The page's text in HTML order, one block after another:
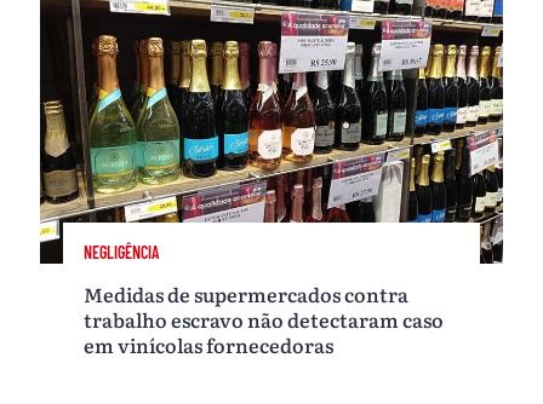
NEGLIGÊNCIA
Medidas de supermercados contra
trabalho escravo não detectaram caso
em vinícolas fornecedoras